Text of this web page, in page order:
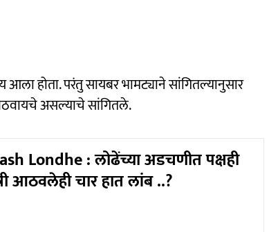
होता. परंतु सायबर भामट्याने सांगितल्यानुसार
असल्याचे सांगितले.
Londhe : लोढेंच्या अडचणीत पक्षही
आठवलेही चार हात लांब ..?